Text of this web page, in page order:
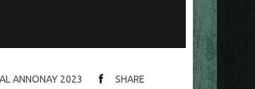
ANNONAY 2023 SHARE